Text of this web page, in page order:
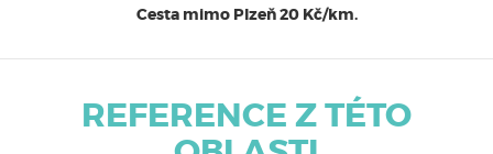
Cesta mimo Plzeň 20 Kč/km.
REFERENCE Z TÉTO